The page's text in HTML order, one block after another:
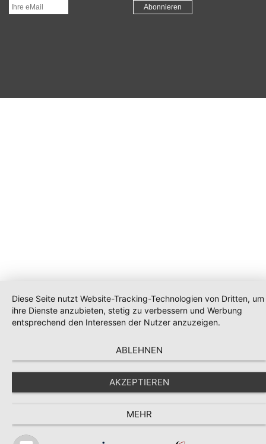
Diese Seite nutzt Website-Tracking-Technologien von Dritten, um
ihre Dienste anzubieten, stetig zu verbessern und Werbung
entsprechend den Interessen der Nutzer anzuzeigen.
ABLEHNEN
AKZEPTIEREN
MEHR